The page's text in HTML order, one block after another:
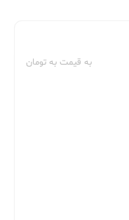
به قیمت به تومان